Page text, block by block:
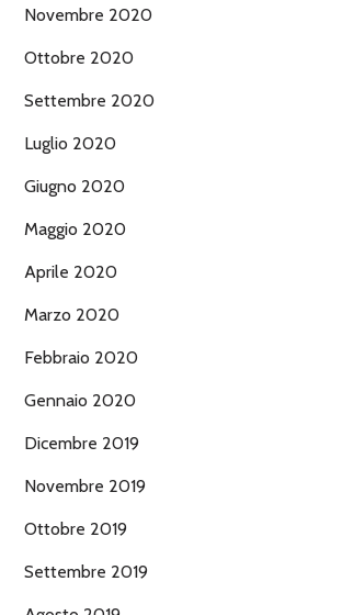
Novembre 2020
Ottobre 2020
Settembre 2020
Luglio 2020
Giugno 2020
Maggio 2020
Aprile 2020
Marzo 2020
Febbraio 2020
Gennaio 2020
Dicembre 2019
Novembre 2019
Ottobre 2019
Settembre 2019